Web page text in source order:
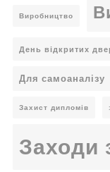
Виробництво
День відкритих
Для самоаналізу
Захист дипломів
Заходи